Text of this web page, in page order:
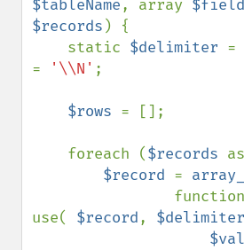
$tableName, array
$records ) {
    static
$delimiter =
=
'\\N' ;
$rows = [];
    foreach (
$records as
$record =
use( $record, $delimiter